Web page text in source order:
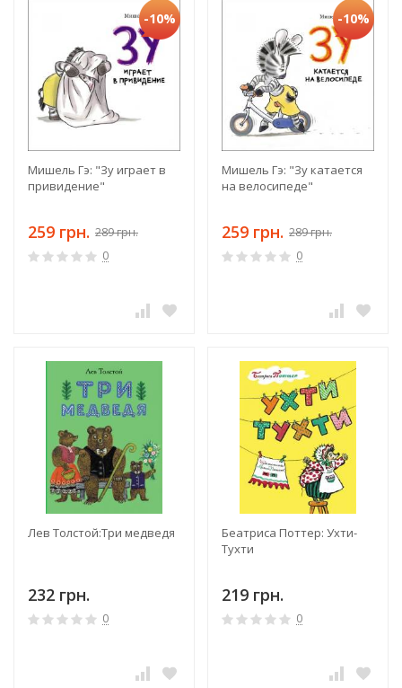
-10%
Мишель Гэ: "Зу играет в
привидение"
259 грн. 289 грн.
0
-10%
Мишель Гэ: "Зу катается
на велосипеде"
259 грн. 289 грн.
0
Лев Толстой:Три медведя
232 грн.
0
Беатриса Поттер: Ухти-
Тухти
219 грн.
0